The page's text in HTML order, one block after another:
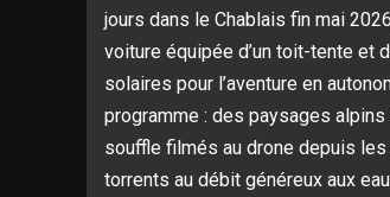
jours dans le Chablais fin mai
voiture équipée d’un toit-tente et
solaires pour l’aventure en
programme : des paysages alpins
souffle filmés au drone depuis
torrents au débit généreux aux